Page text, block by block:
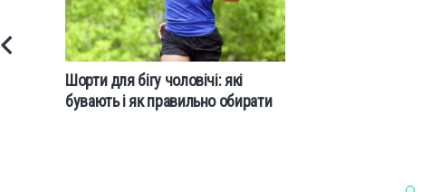
Шорти для бігу чоловічі: які
бувають і як правильно обирати